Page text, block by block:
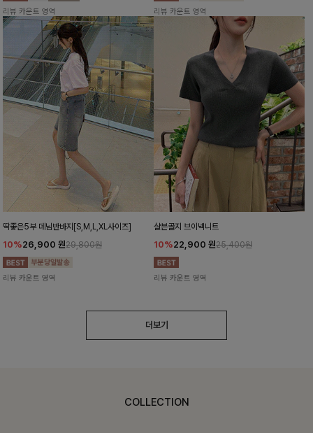
리뷰 카운트 영역 리뷰 카운트 영역
딱좋은5부 데님반바지[S,M,L,XL사이즈]
10%26,900 원29,800원
리뷰 카운트 영역
샬븐골지 브이넥니트
10%22,900 원25,400원
리뷰 카운트 영역
더보기
COLLECTION